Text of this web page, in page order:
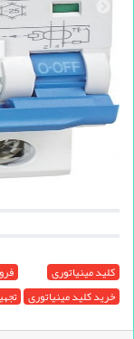
کلید مینیاتوری
خرید کلید مینیاتوری